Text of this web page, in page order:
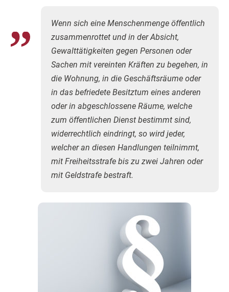
Wenn sich eine Menschenmenge öffentlich
zusammenrottet und in der Absicht,
Gewalttätigkeiten gegen Personen oder
Sachen mit vereinten Kräften zu begehen, in
die Wohnung, in die Geschäftsräume oder
in das befriedete Besitztum eines anderen
oder in abgeschlossene Räume, welche
zum öffentlichen Dienst bestimmt sind,
widerrechtlich eindringt, so wird jeder,
welcher an diesen Handlungen teilnimmt,
mit Freiheitsstrafe bis zu zwei Jahren oder
mit Geldstrafe bestraft.